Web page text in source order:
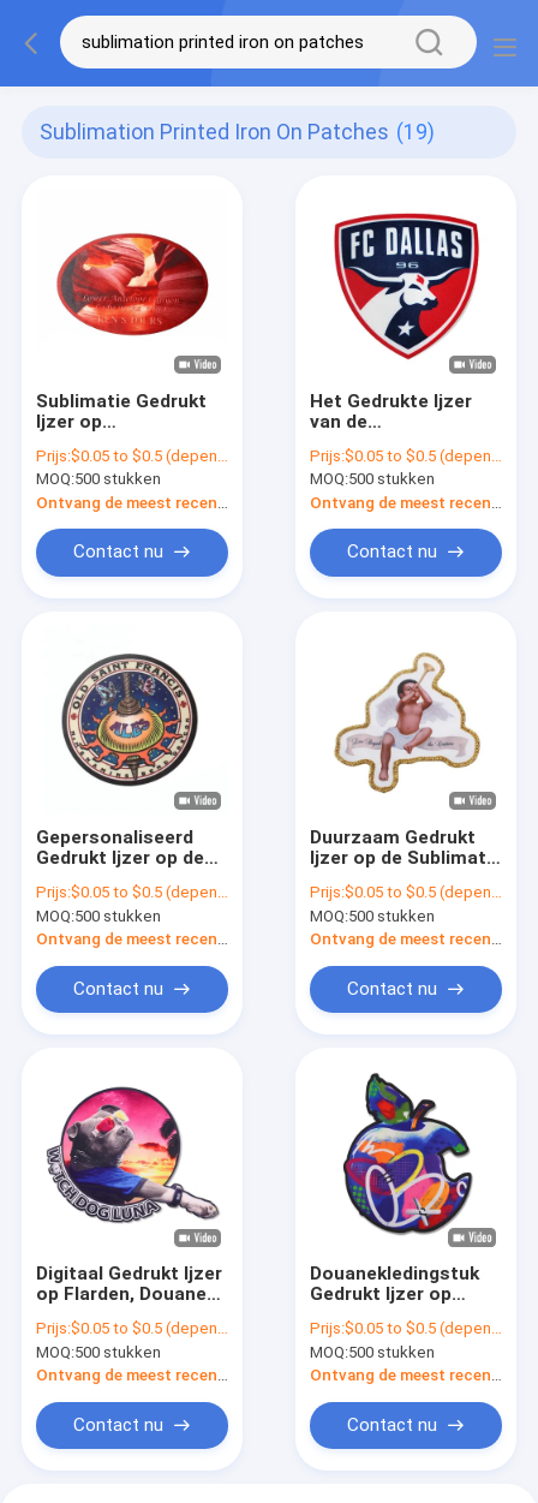
Sublimation Printed Iron On Patches (19)
Sublimatie Gedrukt
Ijzer op
Patches For Clothes
Prijs:$0.05 to $0.5 (depends on the design and order quantity)
MOQ:500 stukken
Contact nu
Het Gedrukte Ijzer
van de
Flarden/de
Sublimatieflarden
van de
Douanekleurstof
Prijs:$0.05 to $0.5 (depends on the design and order quantity)
MOQ:500 stukken
Contact nu
Gepersonaliseerd
Gedrukt Ijzer op de
Customized van de
Flardenpolyester
Prijs:$0.05 to $0.5 (depends on the design and order quantity)
MOQ:500 stukken
Contact nu
Duurzaam Gedrukt
Ijzer op de Sublimatie
Flardenkleurstof met
Geborduurde Grens
Prijs:$0.05 to $0.5 (depends on the design and order quantity)
MOQ:500 stukken
Contact nu
Digitaal Gedrukt Ijzer
op Flarden, Douane
Shirts
Prijs:$0.05 to $0.5 (depends on the design and order quantity)
MOQ:500 stukken
Ontvang de meest recente Prijs
Contact nu
Douanekledingstuk
Gedrukt Ijzer op
Patches For Hats
Prijs:$0.05 to $0.5 (depends on the design and order quantity)
MOQ:500 stukken
Ontvang de meest recente Prijs
Contact nu